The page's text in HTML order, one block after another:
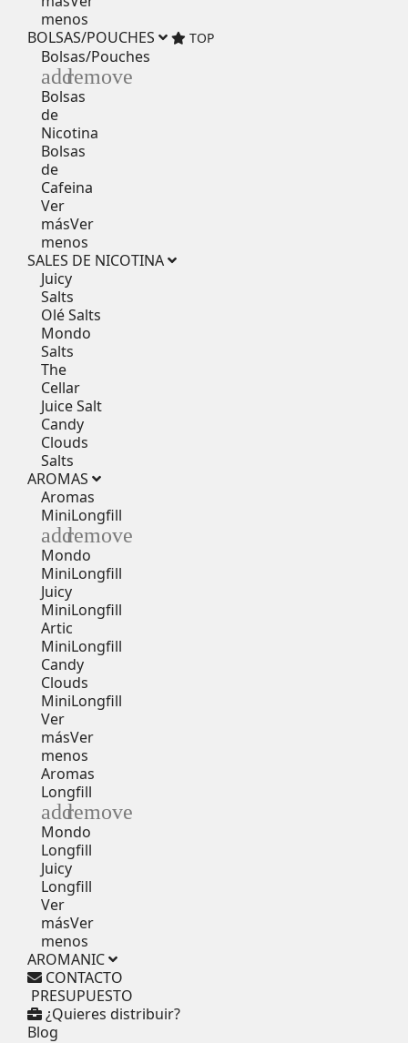
menos
BOLSAS/POUCHES TOP
Bolsas/Pouches
addremove
Bolsas
de
Nicotina
Bolsas
de
Cafeina
Ver
másVer
menos
SALES DE NICOTINA
Juicy
Salts
Olé Salts
Mondo
Salts
The
Cellar
Juice Salt
Candy
Clouds
Salts
AROMAS
Aromas
MiniLongfill
addremove
Mondo
MiniLongfill
Juicy
MiniLongfill
Artic
MiniLongfill
Candy
Clouds
MiniLongfill
Ver
másVer
menos
Aromas
Longfill
addremove
Mondo
Longfill
Juicy
Longfill
Ver
másVer
menos
AROMANIC
CONTACTO
PRESUPUESTO
¿Quieres distribuir?
Blog